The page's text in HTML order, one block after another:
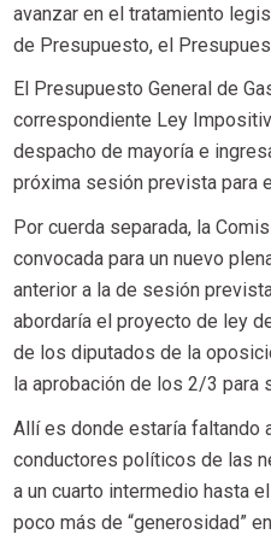
avanzar en el tratamiento
de Presupuesto, el
El Presupuesto General de
correspondiente Ley
despacho de mayoría e
próxima sesión prevista
Por cuerda separada, la
convocada para un nuevo
anterior a la de sesión
abordaría el proyecto de ley
de los diputados de la
la aprobación de los 2/3 para
Allí es donde estaría faltando
conductores políticos de las
a un cuarto intermedio hasta
poco más de “generosidad”